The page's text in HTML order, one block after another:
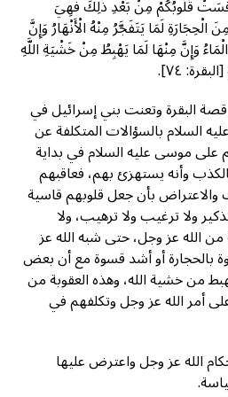
قَسَتْ قُلُوبُكُمْ مِنْ بَعْدِ ذَلِكَ فَهِيَ
لَمَا يَتَفَجَّرُ مِنْهُ الْأَنْهَارُ وَإِنَّ
وَإِنَّ مِنْهَا لَمَا يَهْبِطُ مِنْ خَشْيَةِ اللَّهِ
٧٤].
البقرة وتعنت بني إسرائيل في
السلام بالسؤالات المتكلفة عن
على موسى عليه السلام في بداية
وأنه يستهزئ بهم، فعاقبهم
والاعتراض بأن جعل قلوبهم قاسية
ولا ترغيب ولا ترهيب، ولا
الله عز وجل، حتى شبه الله عز
بالحجارة أو أشد قسوة مع أن بعض
من خشية الله، وهذه العقوبة من
أمر الله عز وجل وتكلفهم في
الله عز وجل واعترض عليها